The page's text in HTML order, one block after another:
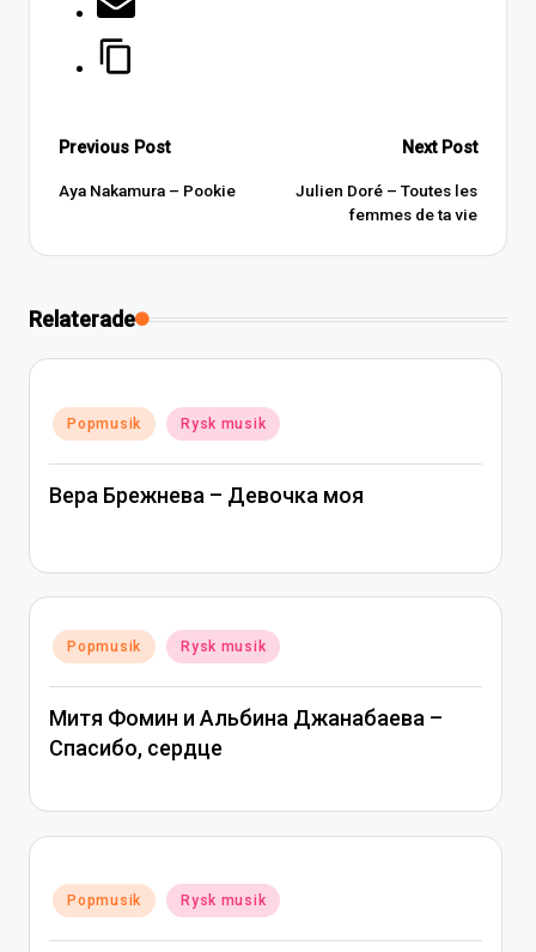
Post
navigation
Previous Post
Aya Nakamura – Pookie
Next Post
Julien Doré – Toutes les
femmes de ta vie
Relaterade
Posted
in
Popmusik Rysk musik
Вера Брежнева – Девочка моя
Posted
in
Popmusik Rysk musik
Митя Фомин и Альбина Джанабаева –
Спасибо, сердце
Posted
in
Popmusik Rysk musik